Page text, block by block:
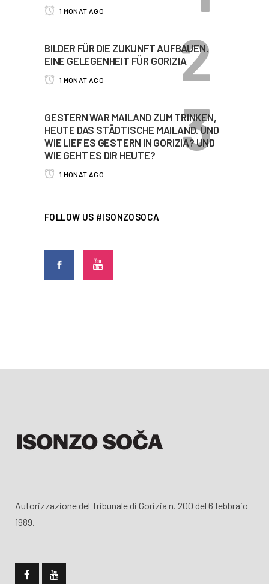
1 MONAT AGO
BILDER FÜR DIE ZUKUNFT AUFBAUEN.
EINE GELEGENHEIT FÜR GORIZIA
1 MONAT AGO
GESTERN WAR MAILAND ZUM TRINKEN,
HEUTE DAS STÄDTISCHE MAILAND. UND
WIE LIEF ES GESTERN IN GORIZIA? UND
WIE GEHT ES DIR HEUTE?
1 MONAT AGO
FOLLOW US #ISONZOSOCA
Autorizzazione del Tribunale di Gorizia n. 200 del 6 febbraio
1989.